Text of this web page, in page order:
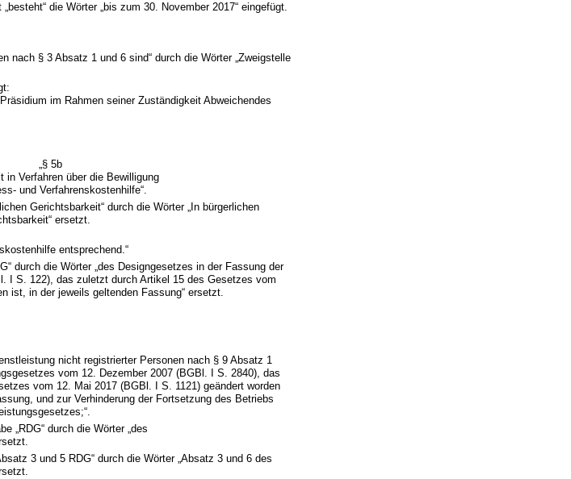
die Wörter „bis zum 30. November 2017“ eingefügt.
nach § 3 Absatz 1 und 6 sind“ durch die Wörter „Zweigstelle
im Rahmen seiner Zuständigkeit Abweichendes
„§ 5b
in Verfahren über die Bewilligung
und Verfahrenskostenhilfe“.
Gerichtsbarkeit“ durch die Wörter „In bürgerlichen
ersetzt.
entsprechend.“
durch die Wörter „des Designgesetzes in der Fassung der
I S. 122), das zuletzt durch Artikel 15 des Gesetzes vom
ist, in der jeweils geltenden Fassung“ ersetzt.
nicht registrierter Personen nach § 9 Absatz 1
vom 12. Dezember 2007 (BGBl. I S. 2840), das
vom 12. Mai 2017 (BGBl. I S. 1121) geändert worden
und zur Verhinderung der Fortsetzung des Betriebs
„RDG“ durch die Wörter „des
3 und 5 RDG“ durch die Wörter „Absatz 3 und 6 des